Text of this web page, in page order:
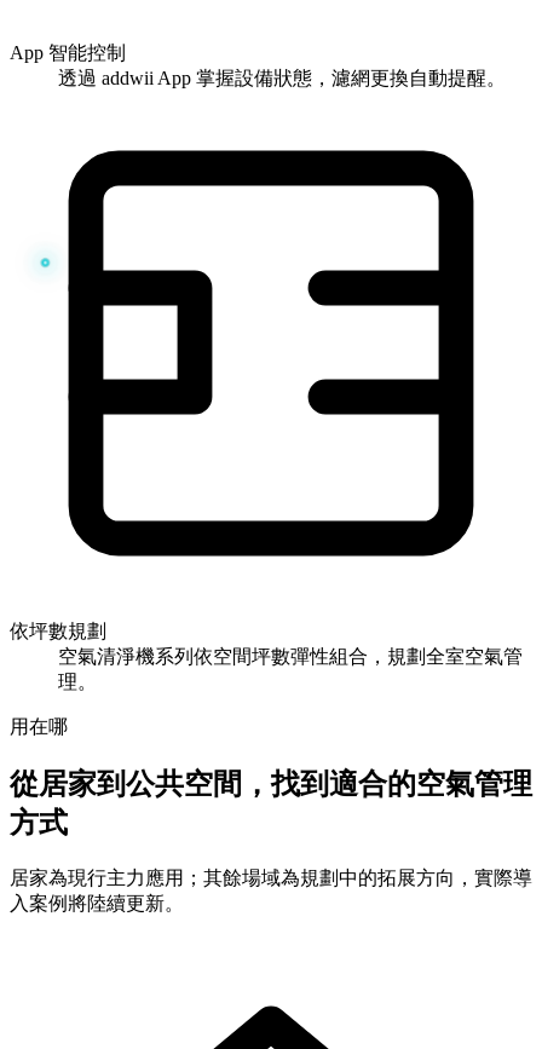
App 智能控制
透過 addwii App 掌握設備狀態，濾網更換自動提醒。
依坪數規劃
空氣清淨機系列依空間坪數彈性組合，規劃全室空氣管
理。
用在哪
從居家到公共空間，找到適合的空氣管理
方式
居家為現行主力應用；其餘場域為規劃中的拓展方向，實際導
入案例將陸續更新。